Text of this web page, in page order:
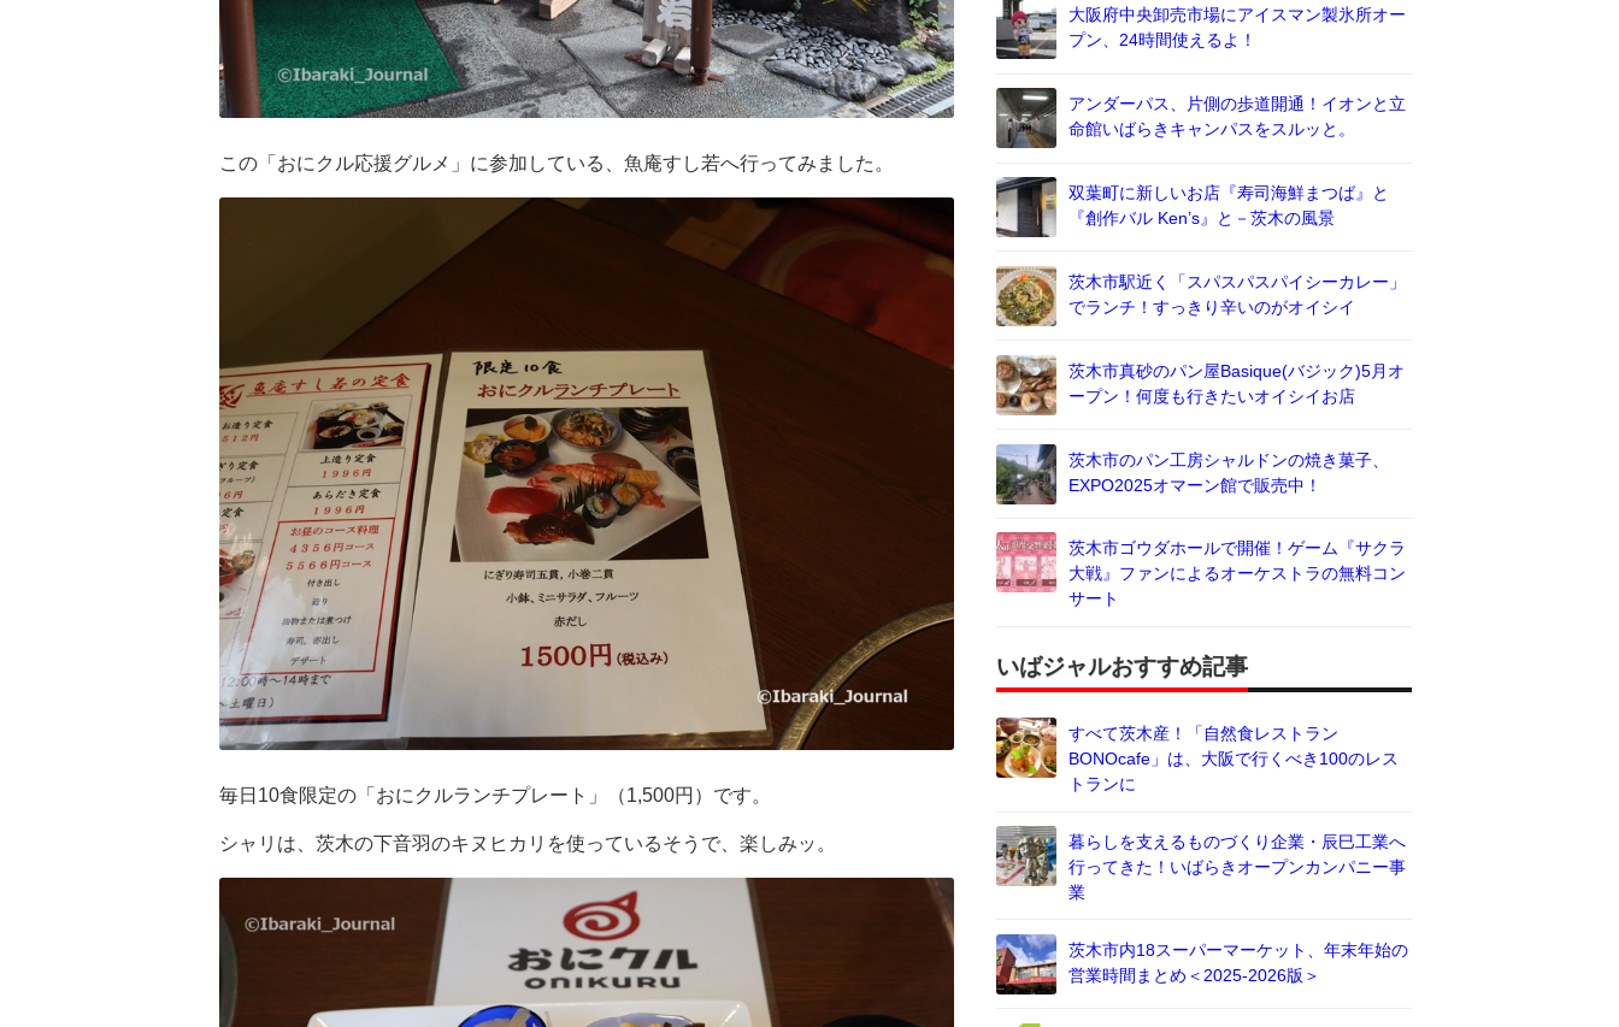
この「おにクル応援グルメ」に参加している、魚庵すし若へ行ってみました。
毎日10食限定の「おにクルランチプレート」（1,500円）です。
シャリは、茨木の下音羽のキヌヒカリを使っているそうで、楽しみッ。
大阪府中央卸売市場にアイスマン製氷所オー
プン、24時間使えるよ！
アンダーパス、片側の歩道開通！イオンと立
命館いばらきキャンパスをスルッと。
双葉町に新しいお店『寿司海鮮まつば』と
『創作バル Ken’s』と－茨木の風景
茨木市駅近く「スパスパスパイシーカレー」
でランチ！すっきり辛いのがオイシイ
茨木市真砂のパン屋Basique(バジック)5月オ
ープン！何度も行きたいオイシイお店
茨木市のパン工房シャルドンの焼き菓子、
EXPO2025オマーン館で販売中！
茨木市ゴウダホールで開催！ゲーム『サクラ
大戦』ファンによるオーケストラの無料コン
サート
いばジャルおすすめ記事
すべて茨木産！「自然食レストラン
BONOcafe」は、大阪で行くべき100のレス
トランに
暮らしを支えるものづくり企業・辰巳工業へ
行ってきた！いばらきオープンカンパニー事
業
茨木市内18スーパーマーケット、年末年始の
営業時間まとめ＜2025-2026版＞